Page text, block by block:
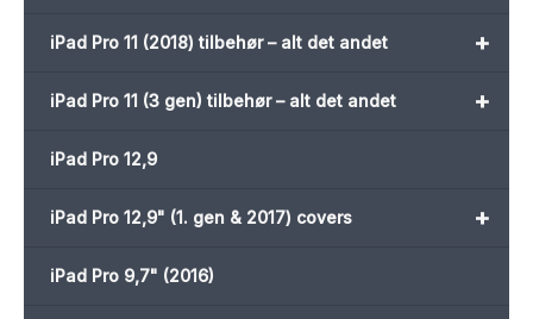
+
iPad Pro 11 (2018) tilbehør – alt det andet
+
iPad Pro 11 (3 gen) tilbehør – alt det andet
iPad Pro 12,9
+
iPad Pro 12,9" (1. gen & 2017) covers
iPad Pro 9,7" (2016)